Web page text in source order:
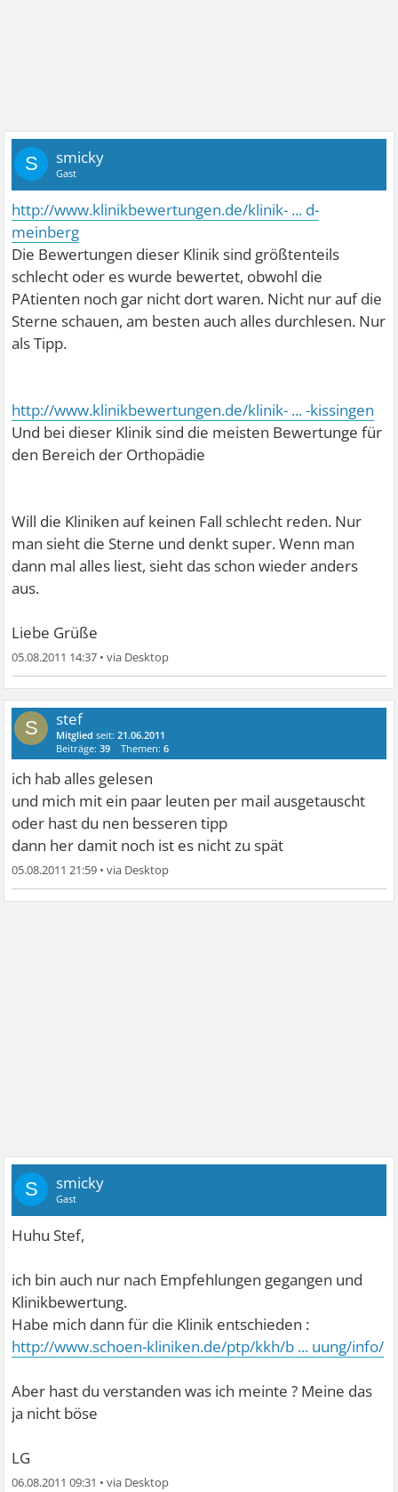
S smicky
Gast
http://www.klinikbewertungen.de/klinik- ... d-
meinberg
Die Bewertungen dieser Klinik sind größtenteils
schlecht oder es wurde bewertet, obwohl die
PAtienten noch gar nicht dort waren. Nicht nur auf die
Sterne schauen, am besten auch alles durchlesen. Nur
als Tipp.
http://www.klinikbewertungen.de/klinik- ... -kissingen
Und bei dieser Klinik sind die meisten Bewertunge für
den Bereich der Orthopädie
Will die Kliniken auf keinen Fall schlecht reden. Nur
man sieht die Sterne und denkt super. Wenn man
dann mal alles liest, sieht das schon wieder anders
aus.
Liebe Grüße
05.08.2011 14:37 •
S stef
Mitglied seit:21.06.2011
Beiträge:39 Themen:6
ich hab alles gelesen
und mich mit ein paar leuten per mail ausgetauscht
oder hast du nen besseren tipp
dann her damit noch ist es nicht zu spät
05.08.2011 21:59 •
S smicky
Gast
Huhu Stef,
ich bin auch nur nach Empfehlungen gegangen und
Klinikbewertung.
Habe mich dann für die Klinik entschieden :
http://www.schoen-kliniken.de/ptp/kkh/b ... uung/info/
Aber hast du verstanden was ich meinte ? Meine das
ja nicht böse
LG
06.08.2011 09:31 •